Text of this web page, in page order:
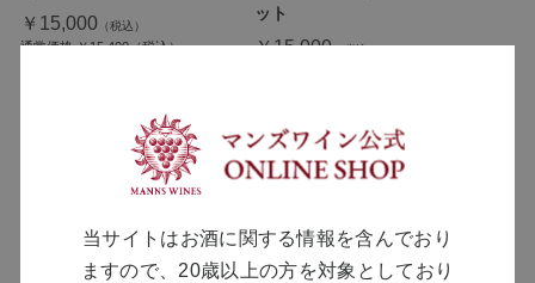
￥15,000
通常価格 ￥15,400
ット
￥15,000
当サイトはお酒に関する情報を含んでおり
ますので、20歳以上の方を対象としており